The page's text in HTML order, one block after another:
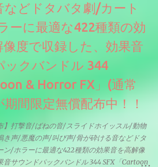
などドタバタ劇/カート
ーに最適な422種類の効
度で収録した、効果音
ックバンドル 344
& Horror FX」(通常
間限定無償配布中！！
】打撃音/ばねの音/スライドホイッスル/動物
き声/悪魔の声/叫び声/骨が砕ける音などドタ
ン/ホラーに最適な422種類の効果音を高解像
音サウンドパックバンドル 344 SFX「Cartoon